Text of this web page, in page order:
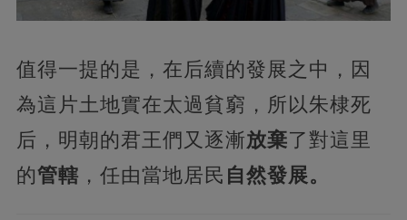
值得一提的是，在后續的發展之中，因
為這片土地實在太過貧窮，所以朱棣死
后，明朝的君王們又逐漸放棄了對這里
的管轄 ，任由當地居民 自然發展。